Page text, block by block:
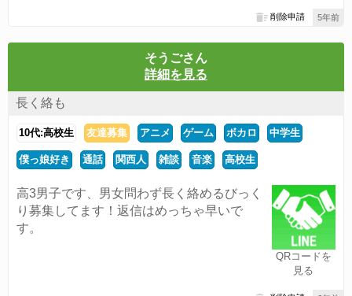
5年前
削除申請
そうごさん
詳細を見る
長く絡も
10代:高校生 友達募集 アニメ ゲーム ボカロ 中学生
僕っ娘好き 通話 関西人 雑談 音楽 高校生
QRコードを
見る
高3男子です、男女問わず長く絡めるびっく
り募集してます！返信はめっちゃ早いで
す。